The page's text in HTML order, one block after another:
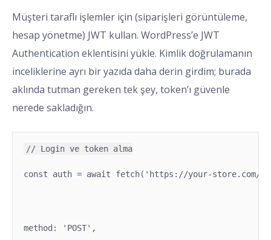
Müşteri taraflı işlemler için (siparişleri görüntüleme,
hesap yönetme) JWT kullan. WordPress’e JWT
Authentication eklentisini yükle. Kimlik doğrulamanın
inceliklerine ayrı bir yazıda daha derin girdim; burada
aklında tutman gereken tek şey, token’ı güvenle
nerede sakladığın.
const auth = await fetch('https://your-store.com/
method: 'POST',